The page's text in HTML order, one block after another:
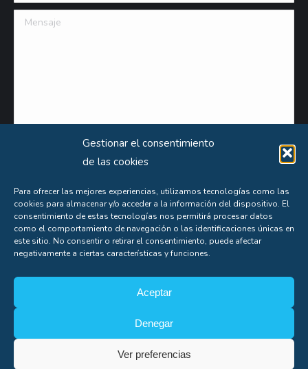
Gestionar el consentimiento
de las cookies
Para ofrecer las mejores experiencias, utilizamos tecnologías como las
cookies para almacenar y/o acceder a la información del dispositivo. El
consentimiento de estas tecnologías nos permitirá procesar datos
como el comportamiento de navegación o las identificaciones únicas en
este sitio. No consentir o retirar el consentimiento, puede afectar
negativamente a ciertas características y funciones.
Aceptar
Denegar
Ver preferencias
Mensaje
Puede obtener información extensa sobre el uso que le damos a sus datos personales
consultando nuestraPolítica de Privacidad.
Aceptas nuestrapolítica de privacidad
Soporte